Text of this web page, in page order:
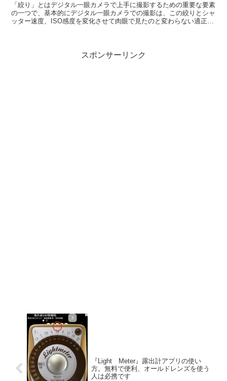
「絞り」とはデジタル一眼カメラで上手に撮影するための重要な要素
の一つで、基本的にデジタル一眼カメラでの撮影は、この絞りとシャ
ッター速度、ISO感度を変化させて肉眼で見たのと変わらない適正露
スポンサーリンク
『Light Meter』露出計アプリの使い
方。無料で便利、オールドレンズを使う
人は必携です